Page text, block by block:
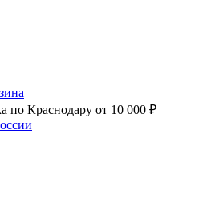
по Краснодару от 10 000 ₽